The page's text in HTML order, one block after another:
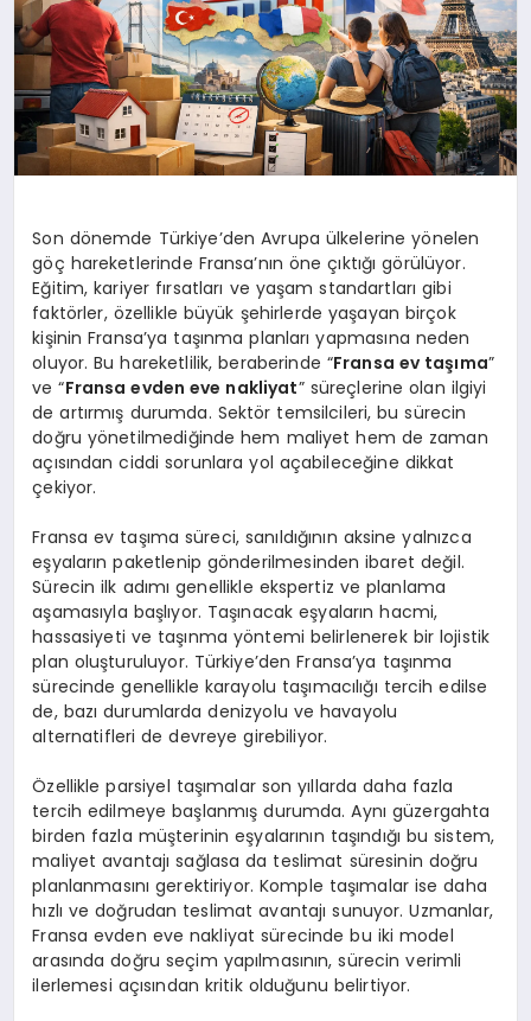
Son dönemde Türkiye’den Avrupa ülkelerine yönelen
göç hareketlerinde Fransa’nın öne çıktığı görülüyor.
Eğitim, kariyer fırsatları ve yaşam standartları gibi
faktörler, özellikle büyük şehirlerde yaşayan birçok
kişinin Fransa’ya taşınma planları yapmasına neden
oluyor. Bu hareketlilik, beraberinde “Fransa ev taşıma”
ve “Fransa evden eve nakliyat” süreçlerine olan ilgiyi
de artırmış durumda. Sektör temsilcileri, bu sürecin
doğru yönetilmediğinde hem maliyet hem de zaman
açısından ciddi sorunlara yol açabileceğine dikkat
çekiyor.
Fransa ev taşıma süreci, sanıldığının aksine yalnızca
eşyaların paketlenip gönderilmesinden ibaret değil.
Sürecin ilk adımı genellikle ekspertiz ve planlama
aşamasıyla başlıyor. Taşınacak eşyaların hacmi,
hassasiyeti ve taşınma yöntemi belirlenerek bir lojistik
plan oluşturuluyor. Türkiye’den Fransa’ya taşınma
sürecinde genellikle karayolu taşımacılığı tercih edilse
de, bazı durumlarda denizyolu ve havayolu
alternatifleri de devreye girebiliyor.
Özellikle parsiyel taşımalar son yıllarda daha fazla
tercih edilmeye başlanmış durumda. Aynı güzergahta
birden fazla müşterinin eşyalarının taşındığı bu sistem,
maliyet avantajı sağlasa da teslimat süresinin doğru
planlanmasını gerektiriyor. Komple taşımalar ise daha
hızlı ve doğrudan teslimat avantajı sunuyor. Uzmanlar,
Fransa evden eve nakliyat sürecinde bu iki model
arasında doğru seçim yapılmasının, sürecin verimli
ilerlemesi açısından kritik olduğunu belirtiyor.